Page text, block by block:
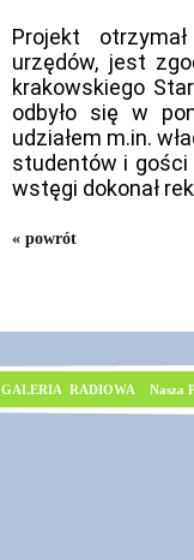
Projekt
urzędów, jest
krakowskiego
odbyło się w
udziałem m.in.
studentów i gości
wstęgi dokonał
« powrót
GALERIA RADIOWA Nasza